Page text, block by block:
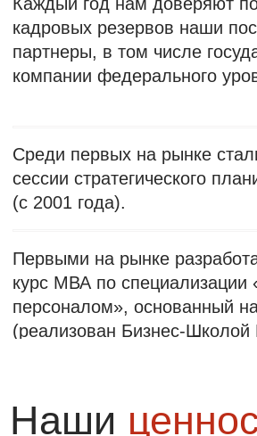
Наши постоянные
партнеры
С нами
удобно и
выгодно
Форматы обучения на выбор
повторяет возможности очных
тренингов в онлайн-формате. Не надо